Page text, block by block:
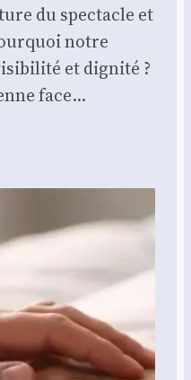
du spectacle et
notre
et dignité ?
face…